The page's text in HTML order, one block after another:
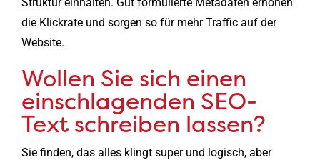
Struktur einhalten. Gut formulierte Metadaten erhöhen
die Klickrate und sorgen so für mehr Traffic auf der
Website.
Wollen Sie sich einen
einschlagenden SEO-
Text schreiben lassen?
Sie finden, das alles klingt super und logisch, aber